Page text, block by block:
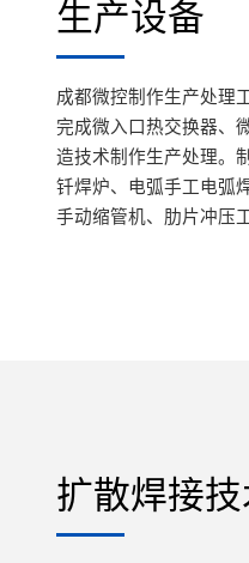
生产设备
成都微控制作生产处理
完成微入口热交换器、
造技术制作生产处理。
钎焊炉、电弧手工电弧
手动缩管机、肋片冲压
扩散焊接